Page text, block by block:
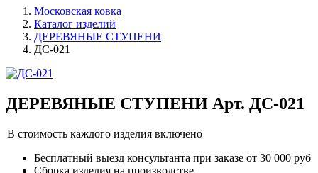
Московская ковка
Каталог изделий
ДЕРЕВЯНЫЕ СТУПЕНИ
ДС-021
ДЕРЕВЯНЫЕ СТУПЕНИ Арт. ДС-021
В стоимость каждого изделия включено
Бесплатный выезд консультанта при заказе от 30 000 руб
Сборка изделия на производстве